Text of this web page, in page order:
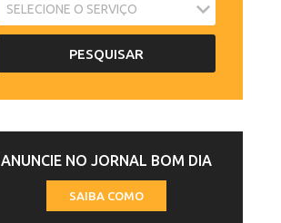
ANUNCIE NO JORNAL BOM DIA
SAIBA COMO